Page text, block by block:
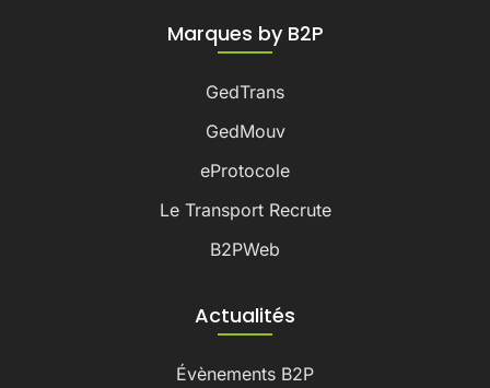
Marques by B2P
GedTrans
GedMouv
eProtocole
Le Transport Recrute
B2PWeb
Actualités
Évènements B2P